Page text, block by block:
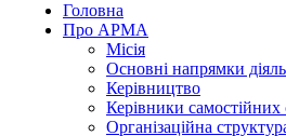
Головна
Про АРМА
Місія
Основні напрямки
Керівництво
Керівники самостійних
Організаційна